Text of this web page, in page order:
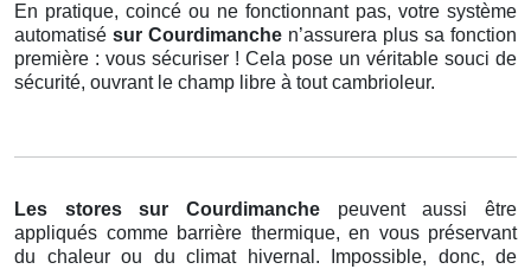
En pratique, coincé ou ne fonctionnant pas, votre système
automatisé sur Courdimanche n’assurera plus sa fonction
première : vous sécuriser ! Cela pose un véritable souci de
sécurité, ouvrant le champ libre à tout cambrioleur.
Les stores sur Courdimanche peuvent aussi être
appliqués comme barrière thermique, en vous préservant
du chaleur ou du climat hivernal. Impossible, donc, de